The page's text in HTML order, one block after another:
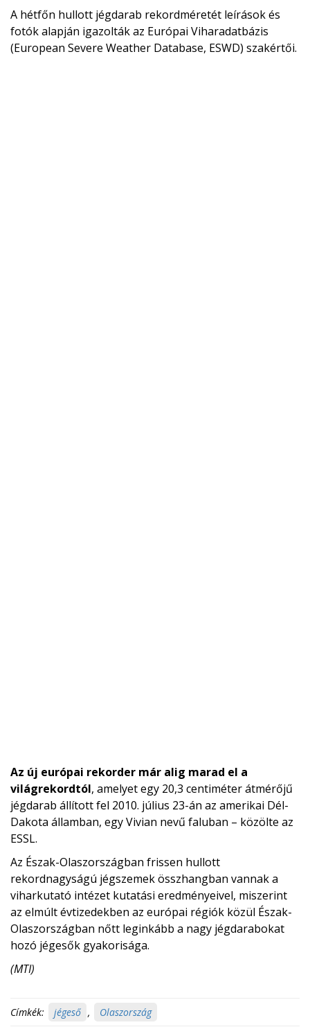
A hétfőn hullott jégdarab rekordméretét leírások és
fotók alapján igazolták az Európai Viharadatbázis
(European Severe Weather Database, ESWD) szakértői.
Az új európai rekorder már alig marad el a
világrekordtól, amelyet egy 20,3 centiméter átmérőjű
jégdarab állított fel 2010. július 23-án az amerikai Dél-
Dakota államban, egy Vivian nevű faluban – közölte az
ESSL.
Az Észak-Olaszországban frissen hullott
rekordnagyságú jégszemek összhangban vannak a
viharkutató intézet kutatási eredményeivel, miszerint
az elmúlt évtizedekben az európai régiók közül Észak-
Olaszországban nőtt leginkább a nagy jégdarabokat
hozó jégesők gyakorisága.
(MTI)
Címkék: jégeső , Olaszország